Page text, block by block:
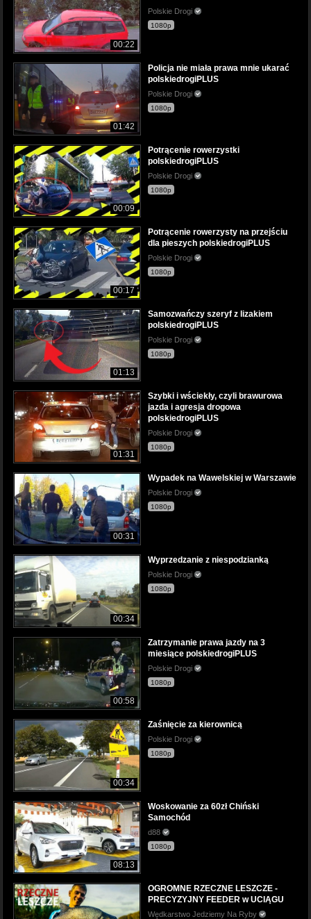
00:22
Polskie Drogi
1080p
01:42
Policja nie miała prawa mnie ukarać
polskiedrogiPLUS
Polskie Drogi
1080p
00:09
Potrącenie rowerzystki
polskiedrogiPLUS
Polskie Drogi
1080p
00:17
Potrącenie rowerzysty na przejściu
dla pieszych polskiedrogiPLUS
Polskie Drogi
1080p
01:13
Samozwańczy szeryf z lizakiem
polskiedrogiPLUS
Polskie Drogi
1080p
01:31
Szybki i wściekły, czyli brawurowa
jazda i agresja drogowa
polskiedrogiPLUS
Polskie Drogi
1080p
00:31
Wypadek na Wawelskiej w Warszawie
Polskie Drogi
1080p
00:34
Wyprzedzanie z niespodzianką
Polskie Drogi
1080p
00:58
Zatrzymanie prawa jazdy na 3
miesiące polskiedrogiPLUS
Polskie Drogi
1080p
00:34
Zaśnięcie za kierownicą
Polskie Drogi
1080p
08:13
Woskowanie za 60zł Chiński
Samochód
d88
1080p
OGROMNE RZECZNE LESZCZE -
PRECYZYJNY FEEDER w UCIĄGU
Wędkarstwo Jedziemy Na Ryby